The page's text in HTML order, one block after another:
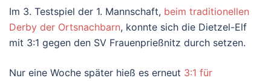
Im 3. Testspiel der 1. Mannschaft, beim traditionellen
Derby der Ortsnachbarn, konnte sich die Dietzel-Elf
mit 3:1 gegen den SV Frauenprießnitz durch setzen.
Nur eine Woche später hieß es erneut 3:1 für